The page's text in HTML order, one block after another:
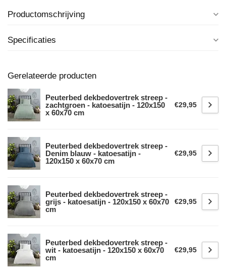
Productomschrijving
Specificaties
Gerelateerde producten
Peuterbed dekbedovertrek streep -
zachtgroen - katoesatijn - 120x150
x 60x70 cm
€29,95
Peuterbed dekbedovertrek streep -
Denim blauw - katoesatijn -
120x150 x 60x70 cm
€29,95
Peuterbed dekbedovertrek streep -
grijs - katoesatijn - 120x150 x 60x70
cm
€29,95
Peuterbed dekbedovertrek streep -
wit - katoesatijn - 120x150 x 60x70
cm
€29,95